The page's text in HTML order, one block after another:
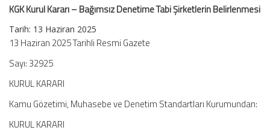
KGK Kurul Kararı – Bağımsız Denetime Tabi Şirketlerin Belirlenmesi
Tarih: 13 Haziran 2025
13 Haziran 2025 Tarihli Resmi Gazete
Sayı: 32925
KURUL KARARI
Kamu Gözetimi, Muhasebe ve Denetim Standartları Kurumundan:
KURUL KARARI